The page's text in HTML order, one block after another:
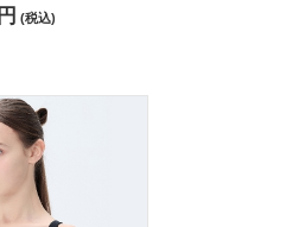
(税込)